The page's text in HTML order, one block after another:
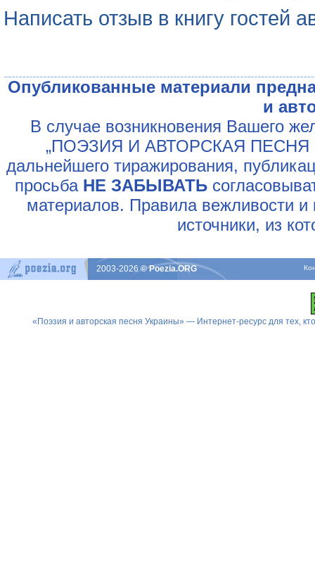
Написать отзыв в книгу гостей
Опубликованные материали
и
В случае возникновения Вашего
„ПОЭЗИЯ И АВТОРСКАЯ ПЕСНЯ
дальнейшего тиражирования,
просьба НЕ ЗАБЫВАТЬ
материалов. Правила вежливости и
источники, из
2003-2026© Poezia.ORG
«Поэзия и авторская песня Украины» — Интернет-ресурс для тех,